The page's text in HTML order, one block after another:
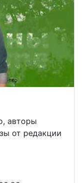
авторы
от редакции